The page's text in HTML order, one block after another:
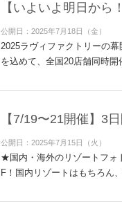
【いよいよ明日か
公開日：2025年7月18日（金）
2025ラヴィファクトリーの
を込めて、全国20店舗同時
【7/19〜21開催】3
公開日：2025年7月15日（火）
★国内・海外のリゾートフォ
F！国内リゾートはもちろん